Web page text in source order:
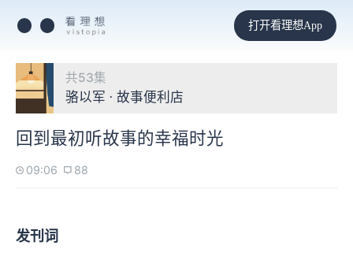
打开看理想App
共53集
骆以军 · 故事便利店
回到最初听故事的幸福时光
09:06 88
发刊词